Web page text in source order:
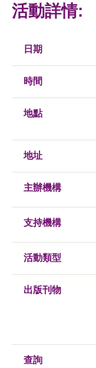
活動詳情:
日期
時間
地點
地址
主辦機構
支持機構
活動類型
出版刊物
查詢